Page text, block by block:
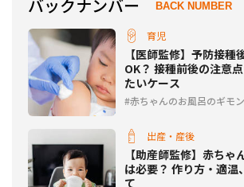
バックナンバー BACK NUMBER
育児
【医師監修】予防接種
OK？ 接種前後の注意
たいケース
赤ちゃんのお風呂のギモン
出産・産後
【助産師監修】赤ちゃ
は必要？ 作り方・適温
て